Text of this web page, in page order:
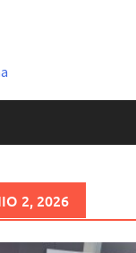
2, 2026